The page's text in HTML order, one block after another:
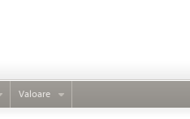
Valoare